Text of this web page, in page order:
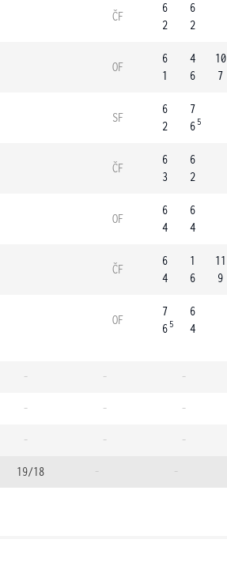
ČF
6
2
6
2
OF
6
1
4
6
10
7
SF
6
2
7
6 5
ČF
6
3
6
2
OF
6
4
6
4
ČF
6
4
1
6
11
9
OF
7
6 5
6
4
- - -
- - -
- - -
19/18 - -